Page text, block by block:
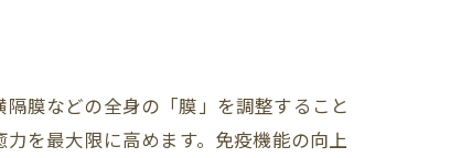
隔膜などの全身の「膜」を調整すること
を最大限に高めます。免疫機能の向上